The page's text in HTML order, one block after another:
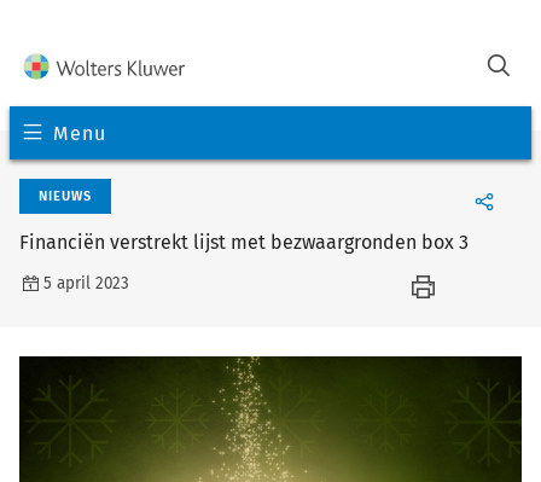
Menu
NIEUWS
Financiën verstrekt lijst met bezwaargronden box 3
5 april 2023